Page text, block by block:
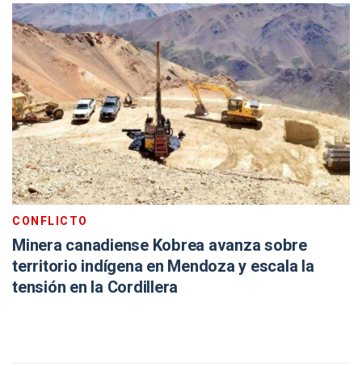
CONFLICTO
Minera canadiense Kobrea avanza sobre
territorio indígena en Mendoza y escala la
tensión en la Cordillera